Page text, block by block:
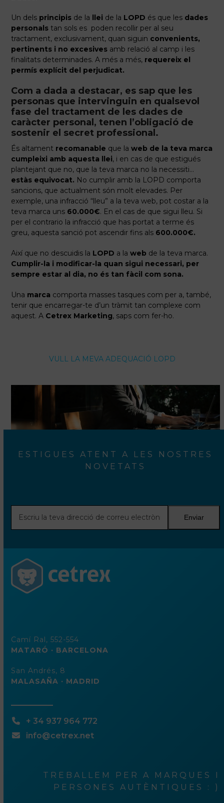
Un dels principis de la llei de la LOPD és que les dades
personals tan sols es poden recollir per al seu
tractament, exclusivament, quan siguin convenients,
pertinents i no excesives amb relació al camp i les
finalitats determinades. A més a més, requereix el
permís explícit del perjudicat.
Com a dada a destacar, es sap que les
personas que intervinguin en qualsevol
fase del tractament de les dades de
caràcter personal, tenen l’obligació de
sostenir el secret professional.
És altament recomanable que laweb de la teva marca
cumpleixi amb aquesta llei, i en cas de que estigués
plantejant que no, que la teva marca no la necessiti…
estàs equivocat. No cumplir amb la LOPD comporta
sancions, que actualment són molt elevades. Per
exemple, una infracció “lleu” a la teva web, pot costar a la
teva marca uns 60.000€. En el cas de que sigui lleu. Si
per el contrario la infracció que has portat a terme és
greu, aquesta sanció pot ascendir fins als 600.000€.
Així que no descuidis la LOPD a laweb de la teva marca.
Cumplir-la i modificar-la quan sigui necessari, per
sempre estar al dia, no és tan fàcil com sona.
Una marca comporta masses tasques com per a, també,
tenir que encarregar-te d’un tràmit tan complexe com
aquest. A Cetrex Marketing, saps com fer-ho.
VULL LA MEVA ADEQUACIÓ LOPD
ESTIGUES ATENT A LES NOSTRES
NOVETATS
teva
correu
electrònic
Enviar
Camí Ral, 552-554
MATARÓ · BARCELONA
San Andrés, 8
MALASAÑA · MADRID
+ 34 937 964 772
info@cetrex.net
TREBALLEM PER A MARQUES I
PERSONES AUTÈNTIQUES : )